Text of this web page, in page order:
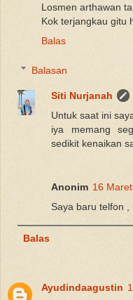
Losmen arthawan
Kok terjangkau gitu
Balas
Balasan
Siti Nurjanah
Untuk saat ini
iya memang
sedikit kenaikan
Anonim 16
Saya baru telfon
Balas
Ayudindaagustin